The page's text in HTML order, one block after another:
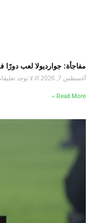
مفاجأة: جوارديولا لعب دورًا
أغسطس 7, 2026 لا توجد
Read More »